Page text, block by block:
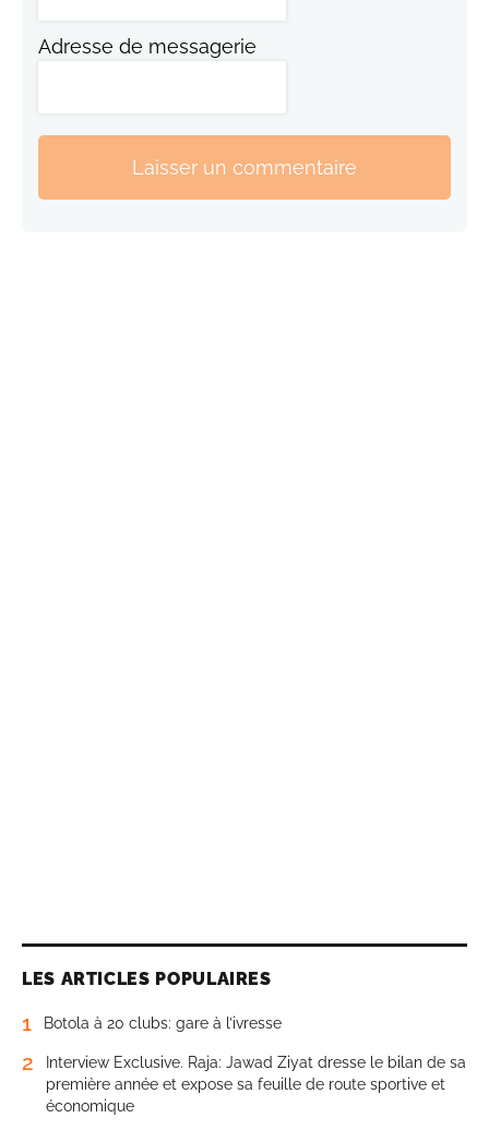
Adresse de messagerie
Laisser un commentaire
LES ARTICLES POPULAIRES
1 Botola à 20 clubs: gare à l’ivresse
2
Interview Exclusive. Raja: Jawad Ziyat dresse le bilan de sa
première année et expose sa feuille de route sportive et
économique